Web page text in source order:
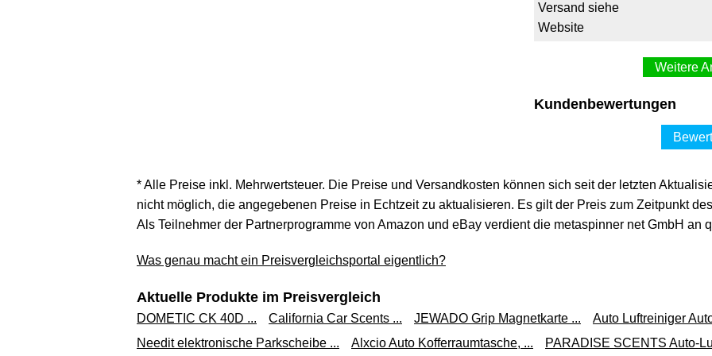
Versand siehe
Website
Weitere
Hünersdorff 802000
18,99 €*
HUENERSDORFF
Kundenbewertungen
* Alle Preise inkl. Mehrwertsteuer. Die Preise und Versandkosten können sich seit der letzten
nicht möglich, die angegebenen Preise in Echtzeit zu aktualisieren. Es gilt der Preis zum Zeitpunkt
Als Teilnehmer der Partnerprogramme von Amazon und eBay verdient die metaspinner net GmbH an
Was genau macht ein Preisvergleichsportal eigentlich?
Aktuelle Produkte im Preisvergleich
DOMETIC CK 40D ... California Car Scents ... JEWADO Grip Magnetkarte ... Auto Luftreiniger
Needit elektronische Parkscheibe ...
Alxcio Auto Kofferraumtasche, ... PARADISE SCENTS Auto-